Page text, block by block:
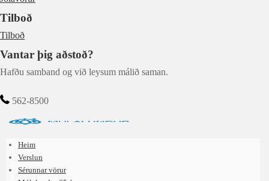
Tilboð
Tilboð
Vantar þig aðstoð?
Hafðu samband og við leysum málið saman.
562-8500
Heim
Verslun
Sérunnar vörur